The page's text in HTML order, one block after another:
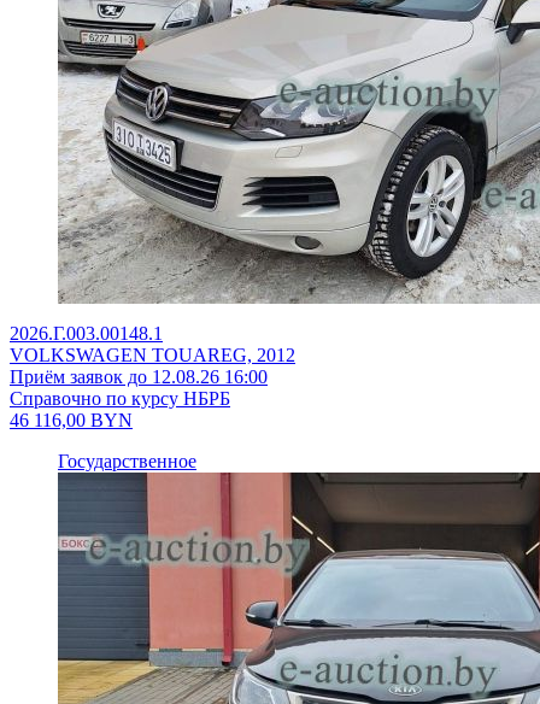
2026.Г.003.00148.1
VOLKSWAGEN TOUAREG, 2012
Приём заявок до 12.08.26 16:00
Справочно по курсу НБРБ
46 116,00 BYN
Государственное